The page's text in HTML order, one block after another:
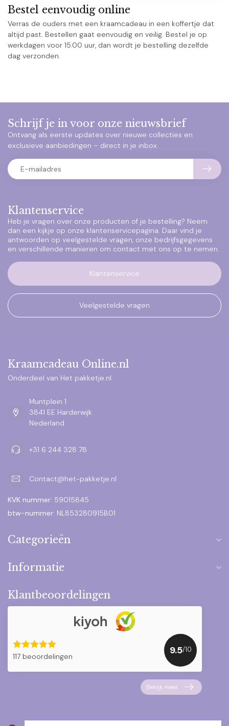
Bestel eenvoudig online
Verras de ouders met een kraamcadeau in een koffertje dat
altijd past. Bestellen gaat eenvoudig en veilig. Bestel je op
werkdagen voor 15.00 uur, dan wordt je bestelling dezelfde
dag verzonden.
Klantenservice
Heb je vragen over onze producten of je bestelling? Neem
dan een kijkje op onze klantenservicepagina. Daar vind je
antwoorden op veelgestelde vragen, onze bedrijfsgegevens
en verschillende manieren om contact met ons op te nemen.
Klantenservice
Veelgestelde vragen
Schrijf je in voor onze nieuwsbrief
Ontvang als eerste updates over nieuwe collecties en
exclusieve aanbiedingen – direct in je inbox.
Kraamcadeau Online.nl
Onderdeel van Het pakketje.nl
Muntplein 1
3841 EE Harderwijk
Nederland
+31 6 244 328 78
Contact@het-pakketje.nl
KVK nummer: 59015845
btw-nummer: NL853280915B01
Categorieën
Informatie
Klantbeoordelingen
117 beoordelingen
9.5/10
Bekijk meer